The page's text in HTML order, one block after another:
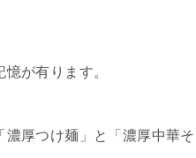
が有ります。
厚つけ麺」と「濃厚中華そ